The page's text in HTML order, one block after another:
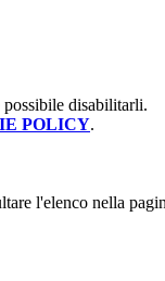
disabilitarli.
POLICY.
l'elenco nella